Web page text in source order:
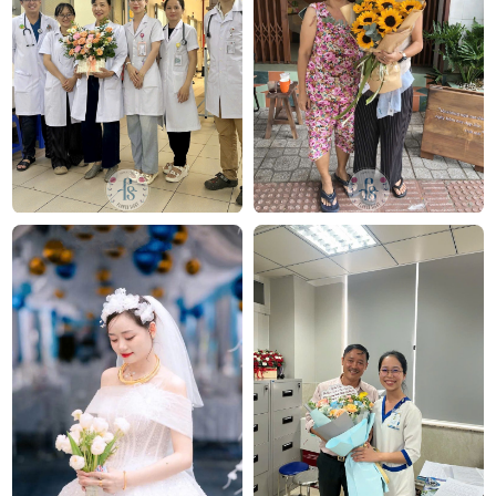
Hoa tốt nghiệp Sắc đỏ
Kết luận
Seven Days không chỉ là bó hoa mà còn là lời thì
thầm yêu thương kéo dài suốt bảy ngày ngọt ngào.
Sắc hồng dịu dàng cùng thiết kế tinh tế khiến món
quà trở nên đặc biệt trong mọi dịp. Hãy để món quà
này thay bạn nói lời yêu thương, và tạo nên những
khoảnh khắc đáng nhớ bên người bạn trân quý.
Xem các mẫu hoa liên quan:
Hoa 8 3
Hoa 20 10